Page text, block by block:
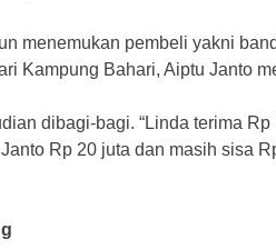
menemukan pembeli yakni
Kampung Bahari, Aiptu Janto
dibagi-bagi. “Linda terima
Rp 20 juta dan masih sisa